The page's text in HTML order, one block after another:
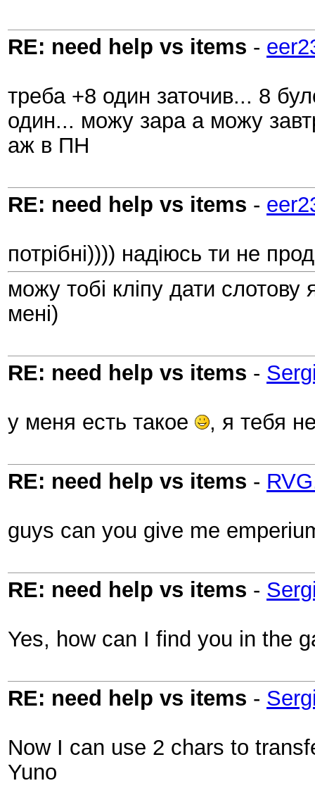
RE: need help vs items -
треба +8 один заточив... 8
один... можу зара а можу
аж в ПН
RE: need help vs items -
потрібні)))) надіюсь ти не
можу тобі кліпу дати
мені)
RE: need help vs items -
у меня есть такое , я тебя
RE: need help vs items -
guys can you give me
RE: need help vs items -
Yes, how can I find you in the
RE: need help vs items -
Now I can use 2 chars to
Yuno